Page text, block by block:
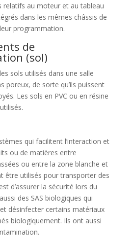
relatifs au moteur et au tableau
dans les mêmes châssis de
programmation.
de
(sol)
sols utilisés dans une salle
poreux, de sorte qu’ils puissent
Les sols en PVC ou en résine
qui facilitent l’interaction et
ou de matières entre
ou entre la zone blanche et
être utilisés pour transporter des
d’assurer la sécurité lors du
des SAS biologiques qui
désinfecter certains matériaux
biologiquement. Ils ont aussi